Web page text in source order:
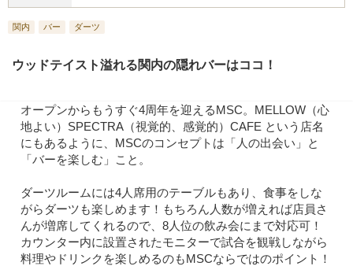
関内 バー ダーツ
ウッドテイスト溢れる関内の隠れバーはココ！
オープンからもうすぐ4周年を迎えるMSC。MELLOW（心
地よい）SPECTRA（視覚的、感覚的）CAFE という店名
にもあるように、MSCのコンセプトは「人の出会い」と
「バーを楽しむ」こと。
ダーツルームには4人席用のテーブルもあり、食事をしな
がらダーツも楽しめます！もちろん人数が増えれば店員さ
んが増席してくれるので、8人位の飲み会にまで対応可！
カウンター内に設置されたモニターで試合を観戦しながら
料理やドリンクを楽しめるのもMSCならではのポイント！